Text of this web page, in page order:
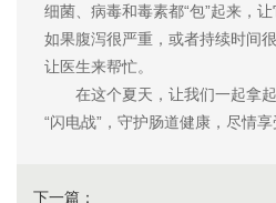
细菌、病毒和毒素都“包”起来，
如果腹泻很严重，或者持续时间
让医生来帮忙。
在这个夏天，让我们一起拿
“闪电战”，守护肠道健康，尽情享
下一篇：